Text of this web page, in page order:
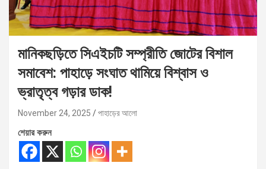
মানিকছড়িতে সিএইচটি সম্প্রীতি জোটের বিশাল
সমাবেশ: পাহাড়ে সংঘাত থামিয়ে বিশ্বাস ও
ভ্রাতৃত্ব গড়ার ডাক!
November 24, 2025 পাহাড়ের আলো
শেয়ার করুন